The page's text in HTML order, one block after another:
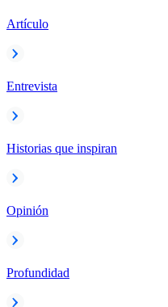
Artículo
Entrevista
Historias que inspiran
Opinión
Profundidad